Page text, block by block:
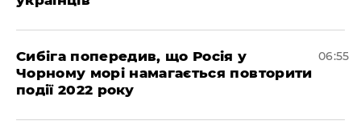
Сибіга попередив, що Росія у
Чорному морі намагається повторити
події 2022 року
06:55